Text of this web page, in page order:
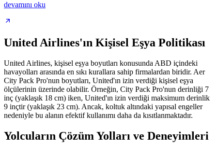
devamını oku
United Airlines'ın Kişisel Eşya Politikası
United Airlines, kişisel eşya boyutları konusunda ABD içindeki
havayolları arasında en sıkı kurallara sahip firmalardan biridir. Aer
City Pack Pro'nun boyutları, United'ın izin verdiği kişisel eşya
ölçülerinin üzerinde olabilir. Örneğin, City Pack Pro'nun derinliği 7
inç (yaklaşık 18 cm) iken, United'ın izin verdiği maksimum derinlik
9 inçtir (yaklaşık 23 cm). Ancak, koltuk altındaki yapısal engeller
nedeniyle bu alanın efektif kullanımı daha da kısıtlanmaktadır.
Yolcuların Çözüm Yolları ve Deneyimleri